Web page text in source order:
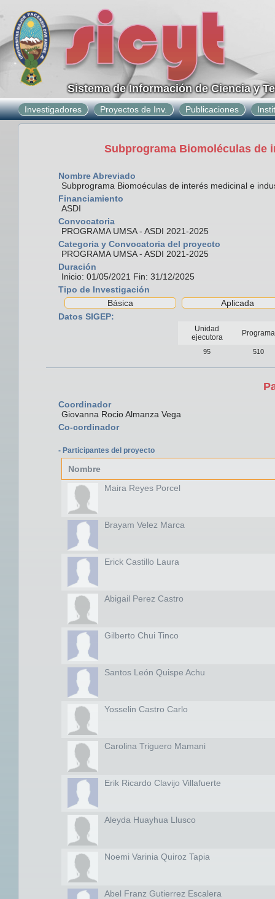
Sistema de Información de Ciencia y
Investigadores Proyectos de Inv. Publicaciones
Subprograma Biomoléculas de
Nombre Abreviado
Subprograma Biomoéculas de interés medicinal e
Financiamiento
ASDI
Convocatoria
PROGRAMA UMSA - ASDI 2021-2025
Categoria y Convocatoria del proyecto
PROGRAMA UMSA - ASDI 2021-2025
Duración
Inicio: 01/05/2021 Fin: 31/12/2025
Tipo de Investigación
Básica
Aplicada
Datos SIGEP:
Unidad
ejecutora
Programa
95 510
Coordinador
Giovanna Rocio Almanza Vega
Co-cordinador
- Participantes del proyecto
Nombre
Maira Reyes Porcel
Brayam Velez Marca
Erick Castillo Laura
Abigail Perez Castro
Gilberto Chui Tinco
Santos León Quispe Achu
Yosselin Castro Carlo
Carolina Triguero Mamani
Erik Ricardo Clavijo Villafuerte
Aleyda Huayhua Llusco
Noemi Varinia Quiroz Tapia
Abel Franz Gutierrez Escalera